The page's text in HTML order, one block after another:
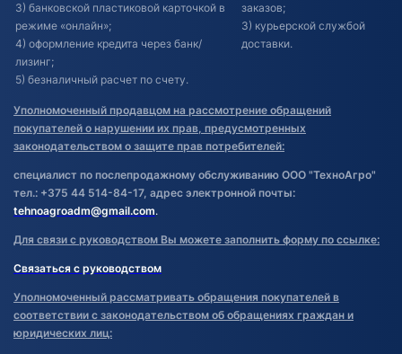
3) банковской пластиковой карточкой в
режиме «онлайн»;
4) оформление кредита через банк/
лизинг;
5) безналичный расчет по счету.
заказов;
3) курьерской службой
доставки.
Уполномоченный продавцом на рассмотрение обращений
покупателей о нарушении их прав, предусмотренных
законодательством о защите прав потребителей:
специалист по послепродажному обслуживанию ООО "ТехноАгро"
тел.: +375 44 514-84-17, адрес электронной почты:
tehnoagroadm@gmail.com.
Для связи с руководством Вы можете заполнить форму по ссылке:
Связаться с руководством
Уполномоченный рассматривать обращения покупателей в
соответствии с законодательством об обращениях граждан и
юридических лиц: